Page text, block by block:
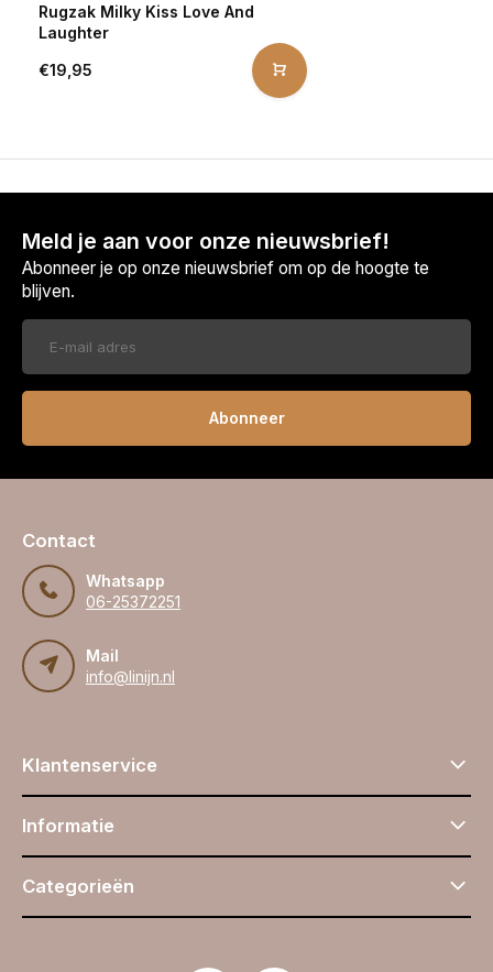
Rugzak Milky Kiss Love And
Laughter
€19,95
Meld je aan voor onze nieuwsbrief!
Abonneer je op onze nieuwsbrief om op de hoogte te
blijven.
Abonneer
Contact
Whatsapp
06-25372251
Mail
info@linijn.nl
Klantenservice
Informatie
Categorieën